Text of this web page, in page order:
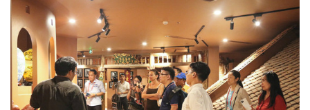
tăng 17,9% so với cùng kỳ năm trước.